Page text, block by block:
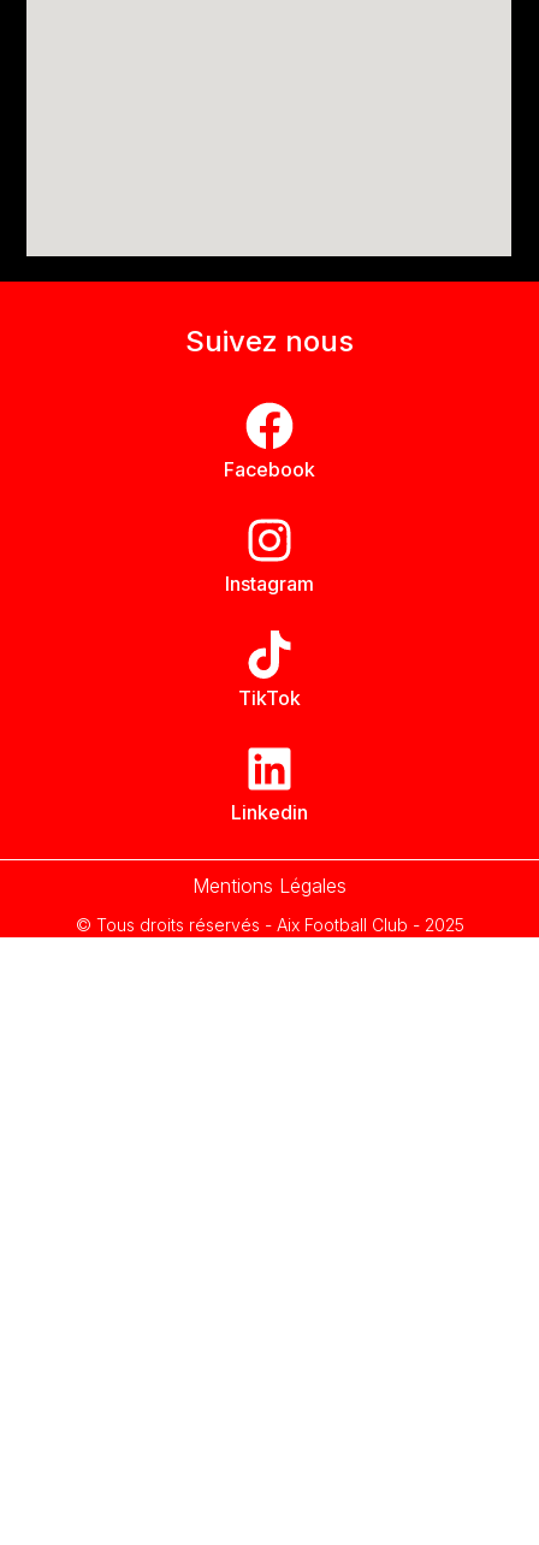
Suivez nous
Facebook
Instagram
TikTok
Linkedin
© Tous droits réservés - Aix Football Club - 2025
Mentions Légales